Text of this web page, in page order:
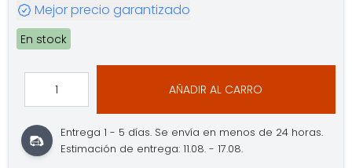
Mejor precio garantizado
En stock
AÑADIR AL CARRO
Entrega 1 - 5 días. Se envía en menos de 24 horas.
Estimación de entrega: 11.08. - 17.08.